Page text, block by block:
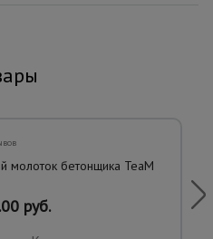
молоток бетонщика TeaM
руб.